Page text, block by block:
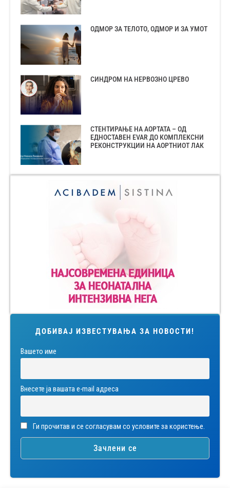
ОДМОР ЗА ТЕЛОТО, ОДМОР И ЗА УМОТ
СИНДРОМ НА НЕРВОЗНО ЦРЕВО
СТЕНТИРАЊЕ НА АОРТАТА – ОД
ЕДНОСТАВЕН EVAR ДО КОМПЛЕКСНИ
РЕКОНСТРУКЦИИ НА АОРТНИОТ ЛАК
ДОБИВАЈ ИЗВЕСТУВАЊА ЗА НОВОСТИ!
Вашето име
Внесете ја вашата е-mail адреса
Ги прочитав и се согласувам со условите за користење.